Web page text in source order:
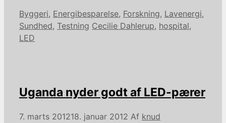
Kategorier
Byggeri, Energibesparelse, Forskning, Lavenergi,
Sundhed, Testning Tags
Cecilie Dahlerup, hospital,
LED
Uganda nyder godt af LED-pærer
7. marts 201218. januar 2012 Af knud